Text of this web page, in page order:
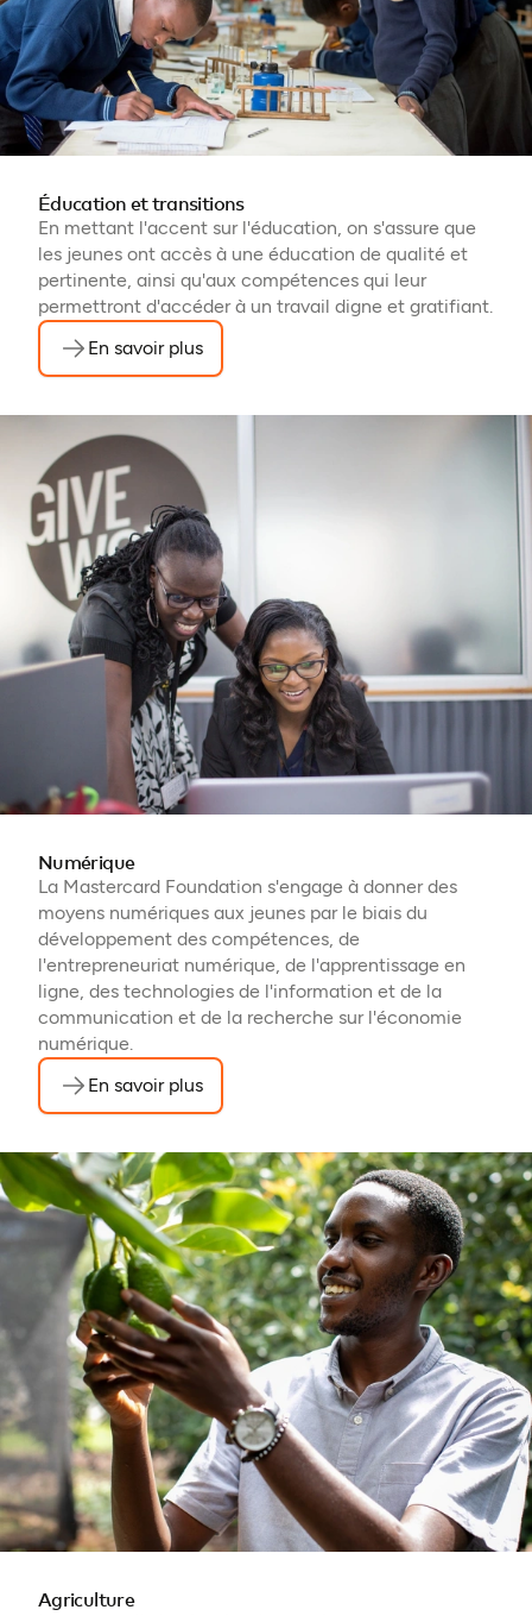
Éducation et transitions
En mettant l'accent sur l'éducation, on s'assure que
les jeunes ont accès à une éducation de qualité et
pertinente, ainsi qu'aux compétences qui leur
permettront d'accéder à un travail digne et gratifiant.
En savoir plus
Numérique
La Mastercard Foundation s'engage à donner des
moyens numériques aux jeunes par le biais du
développement des compétences, de
l'entrepreneuriat numérique, de l'apprentissage en
ligne, des technologies de l'information et de la
communication et de la recherche sur l'économie
numérique.
En savoir plus
Agriculture